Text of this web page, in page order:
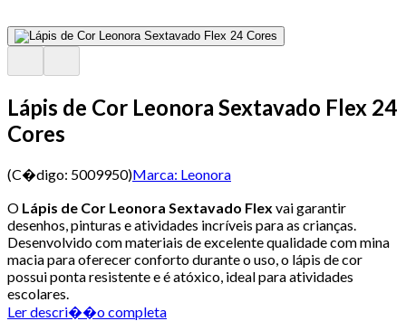
Lápis de Cor Leonora Sextavado Flex 24
Cores
(C�digo: 5009950)Marca: Leonora
O Lápis de Cor Leonora Sextavado Flex vai garantir
desenhos, pinturas e atividades incríveis para as crianças.
Desenvolvido com materiais de excelente qualidade com mina
macia para oferecer conforto durante o uso, o lápis de cor
possui ponta resistente e é atóxico, ideal para atividades
escolares.
Ler descri��o completa